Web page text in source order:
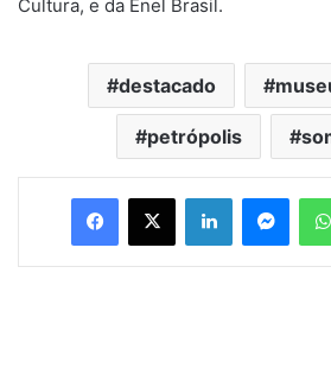
Cultura, e da Enel Brasil.
destacado
petrópolis